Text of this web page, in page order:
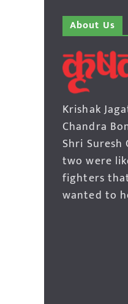
About Us
Krishak
Chandra
Shri Suresh
two were
fighters
wanted to